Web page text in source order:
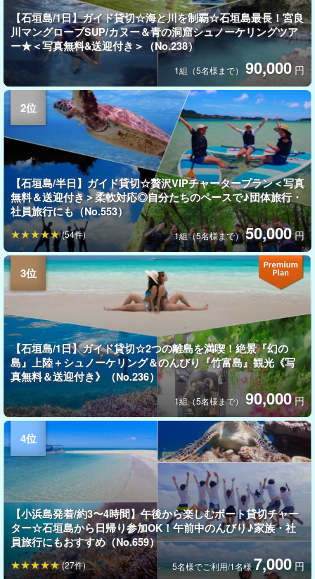
【石垣島/1日】ガイド貸切☆海と川を制覇☆石垣島最長！宮良
川マングローブSUP/カヌー＆青の洞窟シュノーケリングツア
ー★＜写真無料&送迎付き＞（No.238）
1組（5名様まで） 90,000 円
【石垣島/半日】ガイド貸切☆贅沢VIPチャータープラン＜写真
無料＆送迎付き＞柔軟対応◎自分たちのペースで♪団体旅行・
社員旅行にも（No.553）
1組（5名様まで）50,000 円
(54件)
【石垣島/1日】ガイド貸切☆2つの離島を満喫！絶景『幻の
島』上陸＋シュノーケリング＆のんびり『竹富島』観光《写
真無料＆送迎付き》（No.236）
1組（5名様まで） 90,000 円
【小浜島発着/約3〜4時間】午後から楽しむボート貸切チャー
ター☆石垣島から日帰り参加OK！午前中のんびり♪家族・社
員旅行にもおすすめ（No.659）
5名様でご利用/1名様7,000 円
(27件)